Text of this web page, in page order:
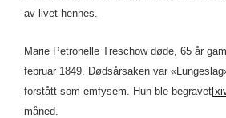
av livet hennes.
Marie Petronelle Treschow døde, 65 år
februar 1849. Dødsårsaken var
forstått som emfysem. Hun ble begravet
måned.